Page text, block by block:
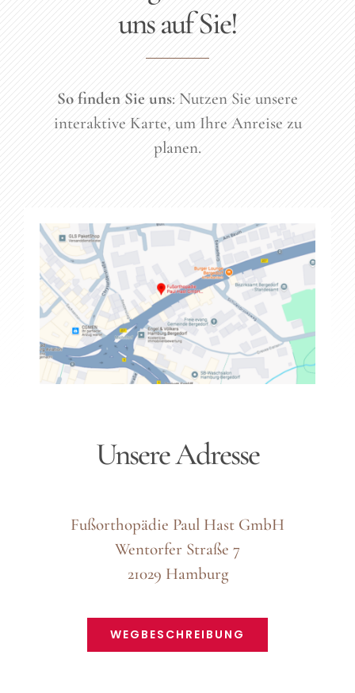
uns auf Sie!
So finden Sie uns: Nutzen Sie unsere
interaktive Karte, um Ihre Anreise zu
planen.
Unsere Adresse
Fußorthopädie Paul Hast GmbH
Wentorfer Straße 7
21029 Hamburg
WEGBESCHREIBUNG